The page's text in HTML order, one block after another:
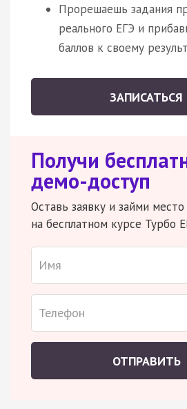
Прорешаешь задания
реального ЕГЭ и
баллов к своему
ЗАПИСАТЬСЯ
Получи
демо-доступ
Оставь заявку и займи место
на бесплатном курсе Турбо
ОТПРАВИТЬ